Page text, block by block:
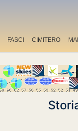
FASCI CIMITERO